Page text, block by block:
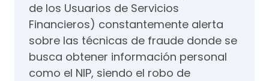
de los Usuarios de Servicios
Financieros) constantemente alerta
sobre las técnicas de fraude donde se
busca obtener información personal
como el NIP, siendo el robo de